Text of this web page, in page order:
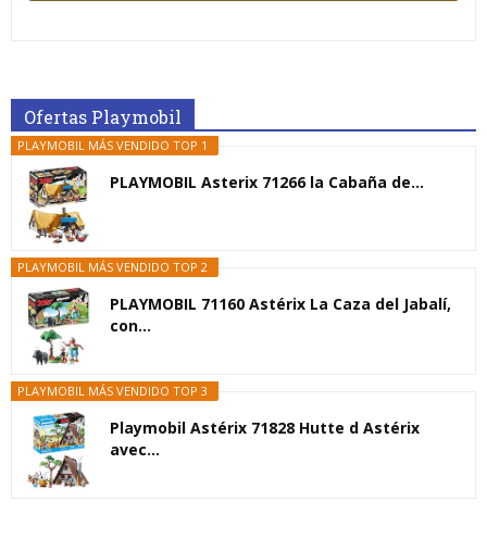
Ofertas Playmobil
PLAYMOBIL MÁS VENDIDO TOP 1
PLAYMOBIL Asterix 71266 la Cabaña de...
PLAYMOBIL MÁS VENDIDO TOP 2
PLAYMOBIL 71160 Astérix La Caza del Jabalí,
con...
PLAYMOBIL MÁS VENDIDO TOP 3
Playmobil Astérix 71828 Hutte d Astérix
avec...